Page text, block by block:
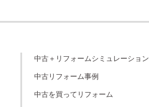
中古＋リフォームシミュレーション
中古リフォーム事例
中古を買ってリフォーム